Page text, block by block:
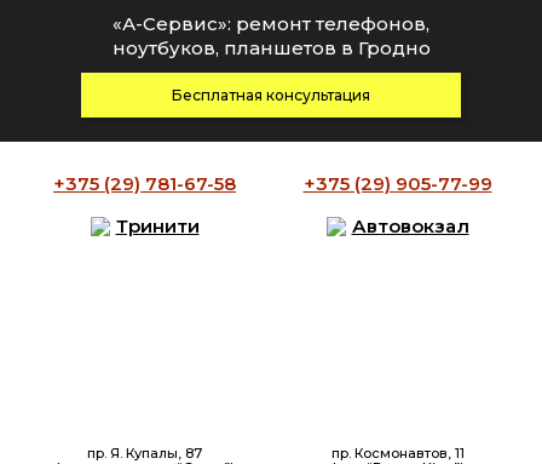
+375 (29) 781-67-58 +375 (29) 905-77-99
Тринити
пр. Я. Купалы, 87
Автовокзал
пр. Космонавтов, 11
«А-Сервис»: ремонт телефонов,
ноутбуков, планшетов в Гродно
Бесплатная консультация